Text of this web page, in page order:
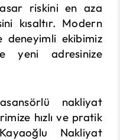
riskini en aza
kısaltır. Modern
deneyimli ekibimiz
yeni adresinize
nakliyat
hızlı ve pratik
Nakliyat